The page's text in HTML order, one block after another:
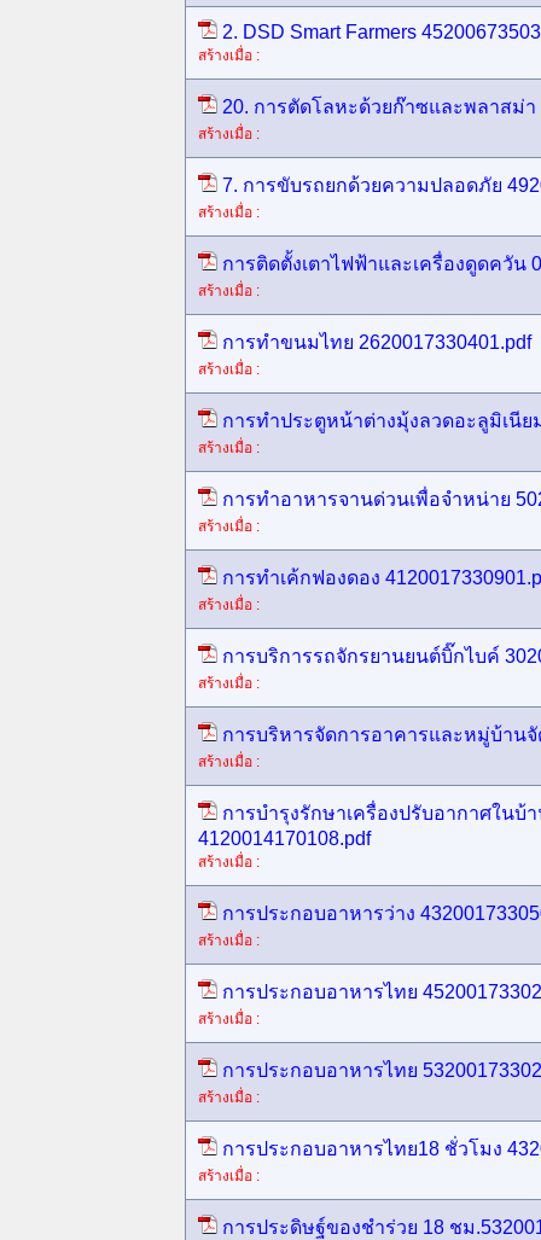
2. DSD Smart Farmers
สร้างเมื่อ :
20. การตัดโลหะด้วยก๊าซและพลาสม่า
สร้างเมื่อ :
7. การขับรถยกด้วยความปลอดภัย
สร้างเมื่อ :
การติดตั้งเตาไฟฟ้าและเครื่องดูดควัน
สร้างเมื่อ :
การทำขนมไทย 2620017330401.pdf
สร้างเมื่อ :
การทำประตูหน้าต่างมุ้งลวดอะลูมิเนีย
สร้างเมื่อ :
การทำอาหารจานด่วนเพื่อจำหน่าย
สร้างเมื่อ :
การทำเค้กฟองดอง
สร้างเมื่อ :
การบริการรถจักรยานยนต์บิ๊กไบค์
สร้างเมื่อ :
การบริหารจัดการอาคารและหมู่บ้านจั
สร้างเมื่อ :
การบำรุงรักษาเครื่องปรับอากาศใน
4120014170108.pdf
สร้างเมื่อ :
การประกอบอาหารว่าง
สร้างเมื่อ :
การประกอบอาหารไทย
สร้างเมื่อ :
การประกอบอาหารไทย
สร้างเมื่อ :
การประกอบอาหารไทย18 ชั่วโมง
สร้างเมื่อ :
การประดิษฐ์ของชำร่วย 18 ชม